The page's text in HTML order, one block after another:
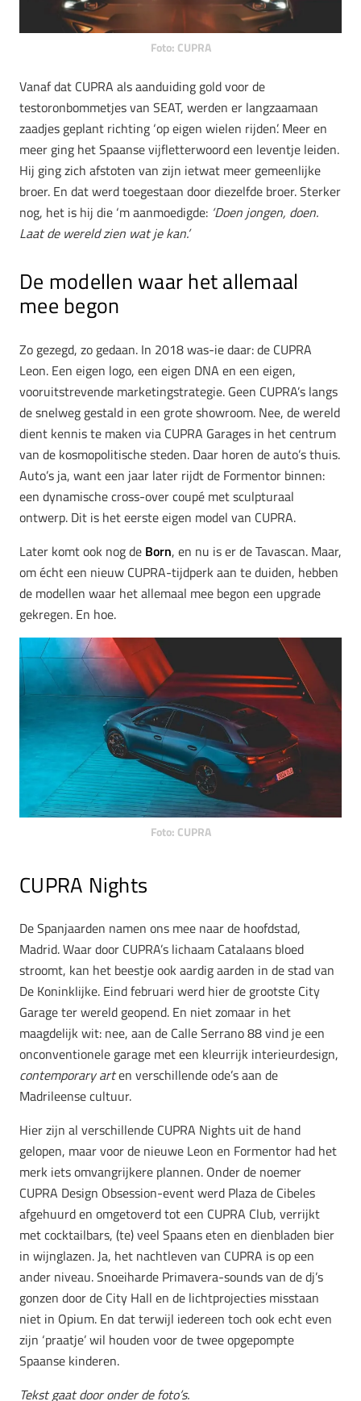
Foto: CUPRA
Vanaf dat CUPRA als aanduiding gold voor de
testoronbommetjes van SEAT, werden er langzaamaan
zaadjes geplant richting ‘op eigen wielen rijden’. Meer en
meer ging het Spaanse vijfletterwoord een leventje leiden.
Hij ging zich afstoten van zijn ietwat meer gemeenlijke
broer. En dat werd toegestaan door diezelfde broer. Sterker
nog, het is hij die ‘m aanmoedigde: ‘Doen jongen, doen.
Laat de wereld zien wat je kan.’
De modellen waar het allemaal
mee begon
Zo gezegd, zo gedaan. In 2018 was-ie daar: de CUPRA
Leon. Een eigen logo, een eigen DNA en een eigen,
vooruitstrevende marketingstrategie. Geen CUPRA’s langs
de snelweg gestald in een grote showroom. Nee, de wereld
dient kennis te maken via CUPRA Garages in het centrum
van de kosmopolitische steden. Daar horen de auto’s thuis.
Auto’s ja, want een jaar later rijdt de Formentor binnen:
een dynamische cross-over coupé met sculpturaal
ontwerp. Dit is het eerste eigen model van CUPRA.
Later komt ook nog de Born, en nu is er de Tavascan. Maar,
om écht een nieuw CUPRA-tijdperk aan te duiden, hebben
de modellen waar het allemaal mee begon een upgrade
gekregen. En hoe.
Foto: CUPRA
CUPRA Nights
De Spanjaarden namen ons mee naar de hoofdstad,
Madrid. Waar door CUPRA’s lichaam Catalaans bloed
stroomt, kan het beestje ook aardig aarden in de stad van
De Koninklijke. Eind februari werd hier de grootste City
Garage ter wereld geopend. En niet zomaar in het
maagdelijk wit: nee, aan de Calle Serrano 88 vind je een
onconventionele garage met een kleurrijk interieurdesign,
contemporary arten verschillende ode’s aan de
Madrileense cultuur.
Hier zijn al verschillende CUPRA Nights uit de hand
gelopen, maar voor de nieuwe Leon en Formentor had het
merk iets omvangrijkere plannen. Onder de noemer
CUPRA Design Obsession-event werd Plaza de Cibeles
afgehuurd en omgetoverd tot een CUPRA Club, verrijkt
met cocktailbars, (te) veel Spaans eten en dienbladen bier
in wijnglazen. Ja, het nachtleven van CUPRA is op een
ander niveau. Snoeiharde Primavera-sounds van de dj’s
gonzen door de City Hall en de lichtprojecties misstaan
niet in Opium. En dat terwijl iedereen toch ook echt even
zijn ‘praatje’ wil houden voor de twee opgepompte
Spaanse kinderen.
Tekst gaat door onder de foto’s.